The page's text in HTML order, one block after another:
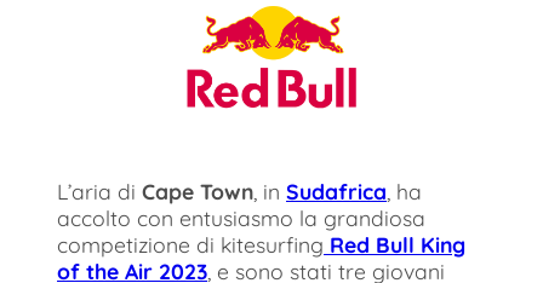
L’aria di Cape Town , in Sudafrica , ha
accolto con entusiasmo la grandiosa
competizione di kitesurfing Red Bull King
of the Air 2023 , e sono stati tre giovani